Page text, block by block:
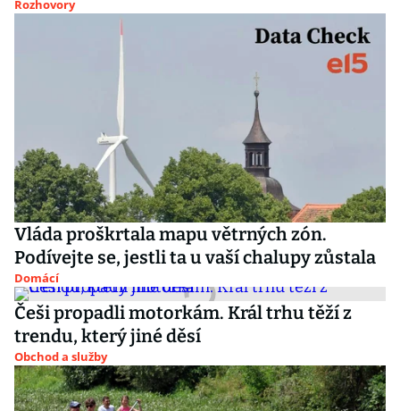
Rozhovory
Vláda proškrtala mapu větrných zón.
Podívejte se, jestli ta u vaší chalupy zůstala
Domácí
Češi propadli motorkám. Král trhu těží z
trendu, který jiné děsí
Obchod a služby